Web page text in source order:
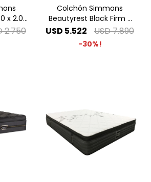
x 2.00
2.750
Colchón Simmons
Beautyrest Black Firm -
2.00 x 2.00 Super King
USD 5.522 USD7.890
30